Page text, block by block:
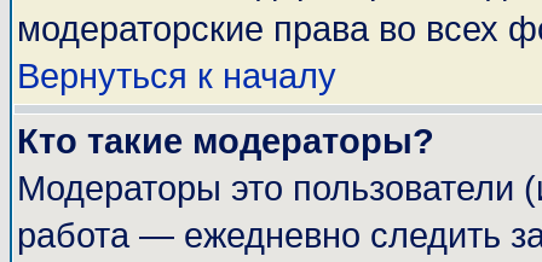
модераторские права во всех
Вернуться к началу
Кто такие модераторы?
Модераторы это пользователи
работа — ежедневно следить